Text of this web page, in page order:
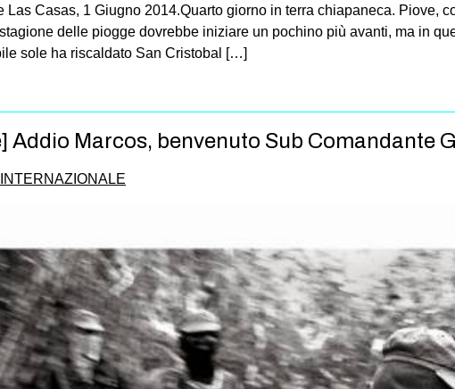
Las Casas, 1 Giugno 2014.Quarto giorno in terra chiapaneca. Piove,
delle piogge dovrebbe iniziare un pochino più avanti, ma in
sole ha riscaldato San Cristobal […]
Addio Marcos, benvenuto Sub Comandante
INTERNAZIONALE